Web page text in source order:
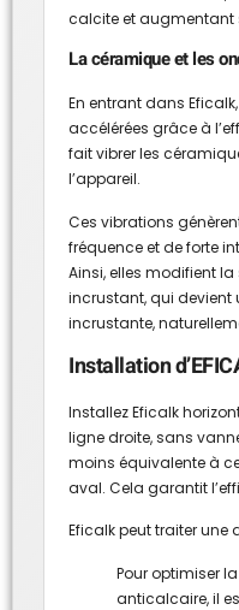
calcite et augmentant
La céramique et les
En entrant dans
accélérées grâce à
fait vibrer les
l’appareil.
Ces vibrations
fréquence et de forte
Ainsi, elles modifient
incrustant, qui devient
incrustante,
Installation
Installez Eficalk
ligne droite, sans
moins équivalente à
aval. Cela garantit
Eficalk peut traiter une
Pour optimiser
anticalcaire, il